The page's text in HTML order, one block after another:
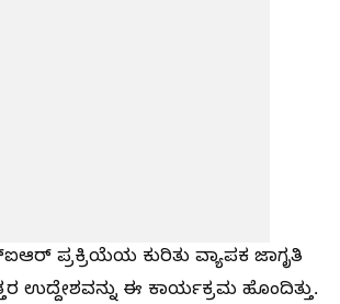
ಪ್ರಕ್ರಿಯೆಯ ಕುರಿತು ವ್ಯಾಪಕ ಜಾಗೃತಿ
ಉದ್ದೇಶವನ್ನು ಈ ಕಾರ್ಯಕ್ರಮ ಹೊಂದಿತ್ತು.